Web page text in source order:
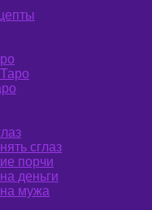
сглаз
порчи
деньги
мужа